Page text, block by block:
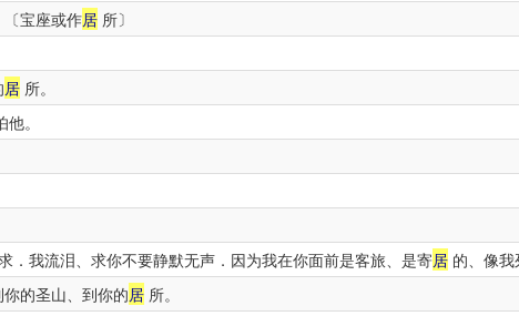
宝座或作居 所〕
居 所。
。
．我流泪、求你不要静默无声．因为我在你面前是客旅、是寄居 的、像
的圣山、到你的居 所。